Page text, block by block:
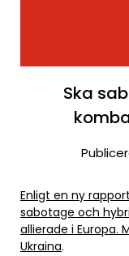
Ska
Enligt en ny
sabotage och
allierade i Europa.
Ukraina.